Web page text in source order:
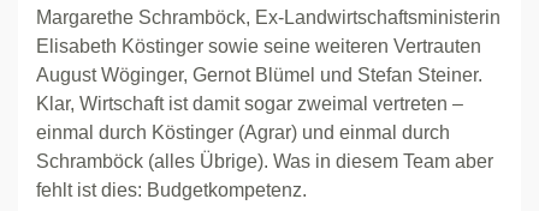
Margarethe Schramböck, Ex-Landwirtschaftsministerin
Elisabeth Köstinger sowie seine weiteren Vertrauten
August Wöginger, Gernot Blümel und Stefan Steiner.
Klar, Wirtschaft ist damit sogar zweimal vertreten –
einmal durch Köstinger (Agrar) und einmal durch
Schramböck (alles Übrige). Was in diesem Team aber
fehlt ist dies: Budgetkompetenz.